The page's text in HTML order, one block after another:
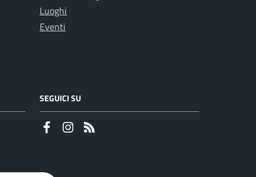
Luoghi
Eventi
SEGUICI SU
FaceboookInstagram